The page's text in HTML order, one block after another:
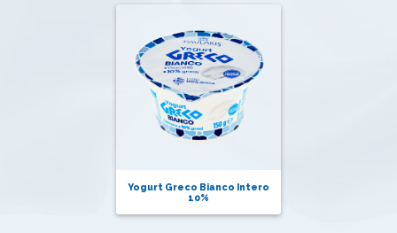
Yogurt Greco Bianco Intero
10%